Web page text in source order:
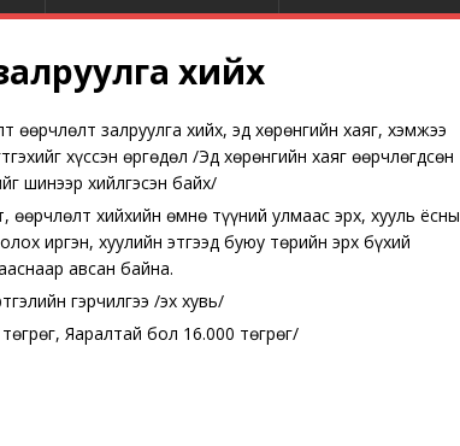
хийх
өөрчлөлт залруулга хийх, эд хөрөнгийн хаяг, хэмжээ
хүссэн өргөдөл /Эд хөрөнгийн хаяг өөрчлөгдсөн
шинээр хийлгэсэн байх/
өөрчлөлт хийхийн өмнө түүний улмаас эрх, хууль ёсны
иргэн, хуулийн этгээд буюу төрийн эрх бүхий
авсан байна.
гэрчилгээ /эх хувь/
Яаралтай бол 16.000 төгрөг/